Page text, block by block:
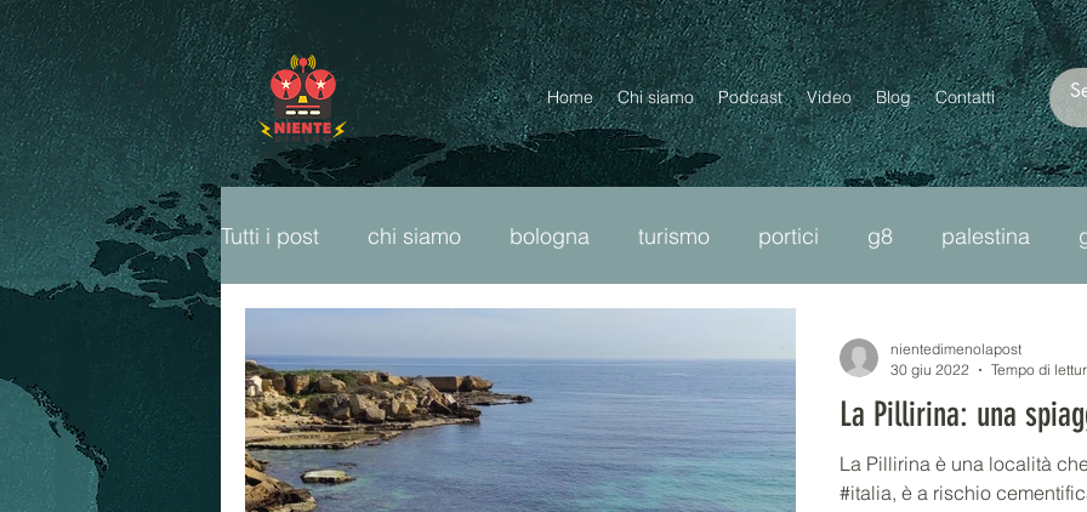
Home Chi siamo Podcast Video Blog Contatti
Tutti i post chi siamo bologna turismo portici g8 palestina
cop26 ambiente libro cnr plastica precarietà migranti
La Pillirina: una
La Pillirina è una località
#italia, è a rischio
nientedimenolapost
30 giu 2022
Tempo di